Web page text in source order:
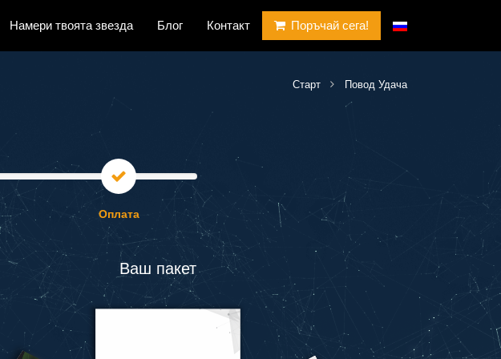
Намери твоята звезда Блог Контакт Поръчай сега!
Старт Повод Удача
Оплата
Ваш пакет